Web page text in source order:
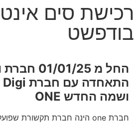
בודפשט
החל מ 01/01/
ושמה החדש ONE
חברת one הינה חברת תקשורת שפועלת בבודפשט הונגריה.